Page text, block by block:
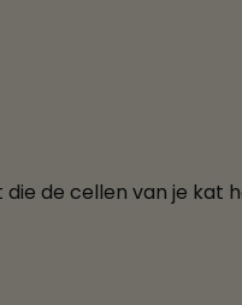
de cellen van je kat